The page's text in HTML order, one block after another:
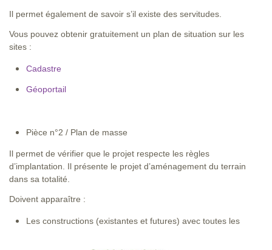
Il permet également de savoir s’il existe des servitudes.
Vous pouvez obtenir gratuitement un plan de situation sur les
sites :
Cadastre
Géoportail
Pièce n°2 / Plan de masse
Il permet de vérifier que le projet respecte les règles
d’implantation. Il présente le projet d’aménagement du terrain
dans sa totalité.
Doivent apparaître :
Les constructions (existantes et futures) avec toutes les